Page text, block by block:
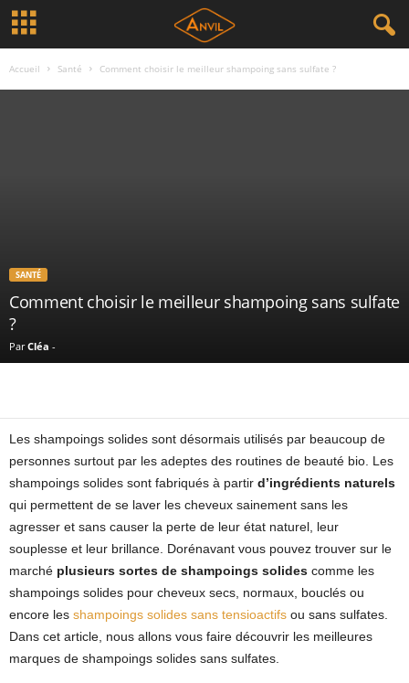
Accueil Santé Comment choisir le meilleur shampoing sans sulfate ?
SANTÉ
Comment choisir le meilleur shampoing sans sulfate
?
Par Cléa -
Les shampoings solides sont désormais utilisés par beaucoup de
personnes surtout par les adeptes des routines de beauté bio. Les
shampoings solides sont fabriqués à partir d’ingrédients naturels
qui permettent de se laver les cheveux sainement sans les
agresser et sans causer la perte de leur état naturel, leur
souplesse et leur brillance. Dorénavant vous pouvez trouver sur le
marché plusieurs sortes de shampoings solides comme les
shampoings solides pour cheveux secs, normaux, bouclés ou
encore les shampoings solides sans tensioactifs ou sans sulfates.
Dans cet article, nous allons vous faire découvrir les meilleures
marques de shampoings solides sans sulfates.